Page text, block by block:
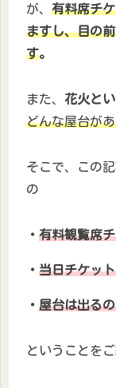
が、 有料席チ
ますし、目の
す。
また、 花火と
どんな屋台が
そこで、この記
の
・ 有料観覧席
・ 当日チケッ
・ 屋台は出る
ということを